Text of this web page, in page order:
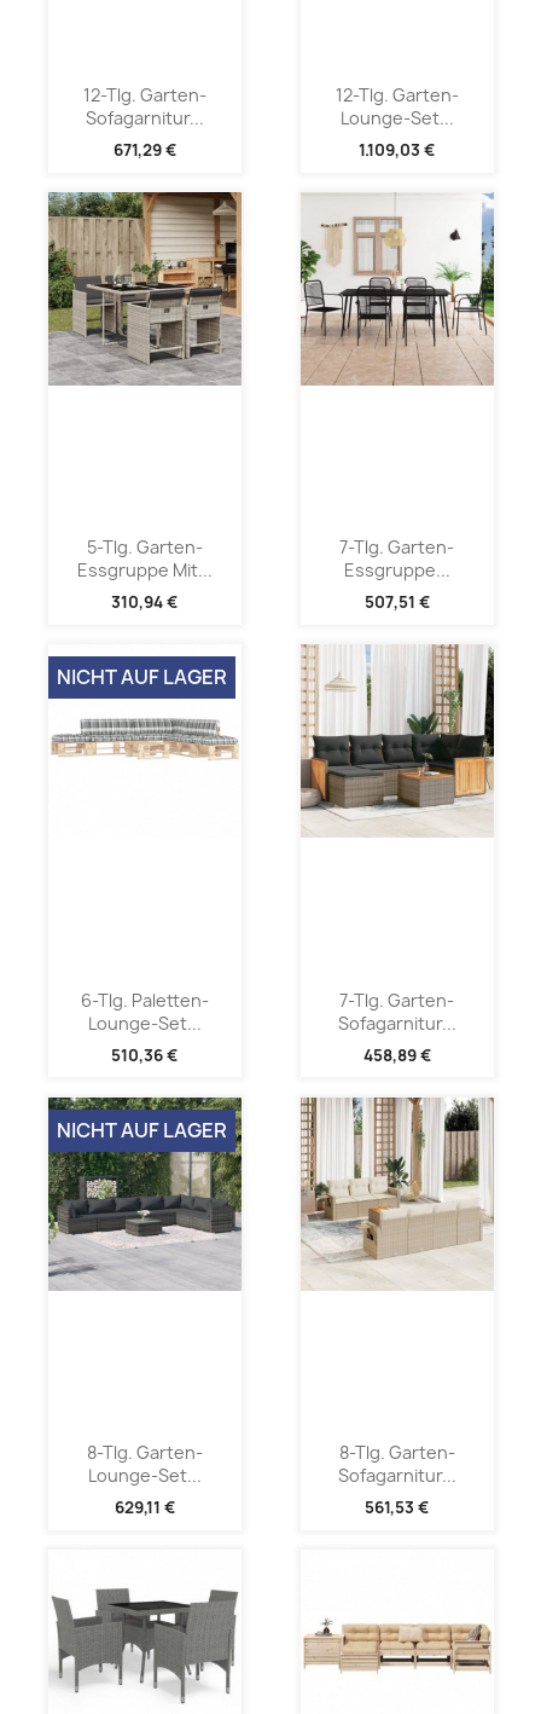
12-Tlg. Garten-
Sofagarnitur...
671,29 €
12-Tlg. Garten-
Lounge-Set...
1.109,03 €
5-Tlg. Garten-
Essgruppe Mit...
310,94 €
7-Tlg. Garten-
Essgruppe...
507,51 €
6-Tlg. Paletten-
Lounge-Set...
510,36 €
NICHT AUF LAGER
7-Tlg. Garten-
Sofagarnitur...
458,89 €
8-Tlg. Garten-
Lounge-Set...
629,11 €
NICHT AUF LAGER
8-Tlg. Garten-
Sofagarnitur...
561,53 €